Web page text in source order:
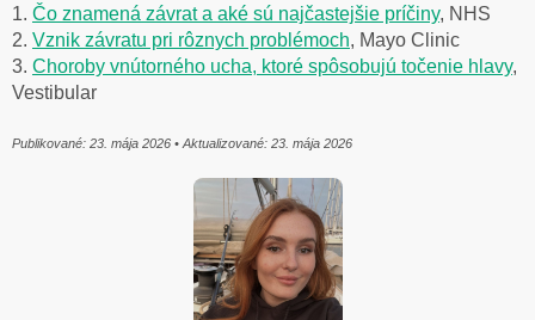
1. Čo znamená závrat a aké sú najčastejšie príčiny, NHS
2. Vznik závratu pri rôznych problémoch, Mayo Clinic
3. Choroby vnútorného ucha, ktoré spôsobujú točenie hlavy,
Vestibular
Publikované: 23. mája 2026 • Aktualizované: 23. mája 2026